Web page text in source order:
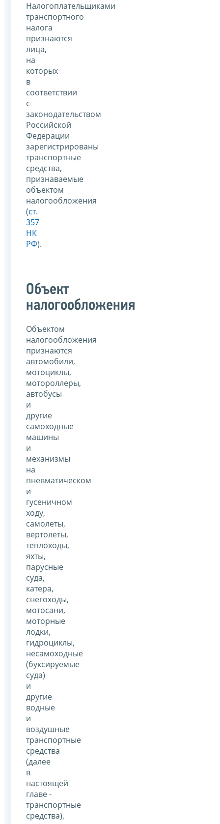
Налогоплательщиками
транспортного
налога
признаются
лица,
на
которых
в
соответствии
с
законодательством
Российской
Федерации
зарегистрированы
транспортные
средства,
признаваемые
объектом
налогообложения
(ст.
357
НК
РФ).
Объект
налогообложения
Объектом
налогообложения
признаются
автомобили,
мотоциклы,
мотороллеры,
автобусы
и
другие
самоходные
машины
и
механизмы
на
пневматическом
и
гусеничном
ходу,
самолеты,
вертолеты,
теплоходы,
яхты,
парусные
суда,
катера,
снегоходы,
мотосани,
моторные
лодки,
гидроциклы,
несамоходные
(буксируемые
суда)
и
другие
водные
и
воздушные
транспортные
средства
(далее
в
настоящей
главе -
транспортные
средства),